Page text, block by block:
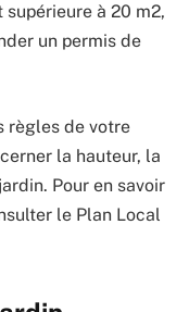
à 20 m2,
un permis de
règles de votre
la hauteur, la
Pour en savoir
le Plan Local